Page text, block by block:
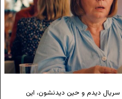
۲-۳ تا فیلم و سریال دیدم و حین دیدنشون، این